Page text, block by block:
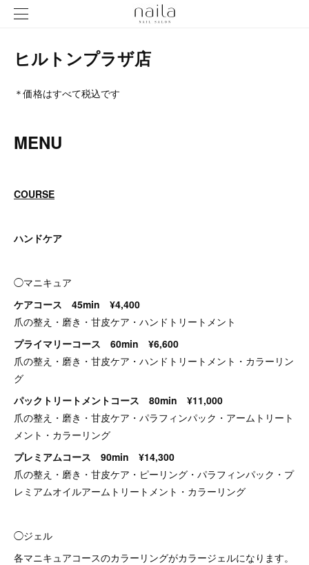
ヒルトンプラザ店
＊価格はすべて税込です
MENU
COURSE
ハンドケア
◯マニキュア
ケアコース 45min ¥4,400
爪の整え・磨き・甘皮ケア・ハンドトリートメント
プライマリーコース 60min ¥6,600
爪の整え・磨き・甘皮ケア・ハンドトリートメント・カラーリン
グ
パックトリートメントコース 80min ¥11,000
爪の整え・磨き・甘皮ケア・パラフィンパック・アームトリート
メント・カラーリング
プレミアムコース 90min ¥14,300
爪の整え・磨き・甘皮ケア・ピーリング・パラフィンパック・プ
レミアムオイルアームトリートメント・カラーリング
◯ジェル
各マニキュアコースのカラーリングがカラージェルになります。